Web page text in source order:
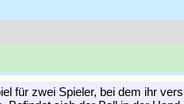
für zwei Spieler, bei dem ihr